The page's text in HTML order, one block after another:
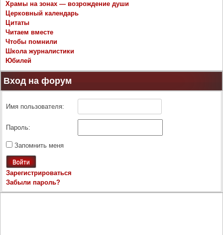
Храмы на зонах — возрождение души
Церковный календарь
Цитаты
Читаем вместе
Чтобы помнили
Школа журналистики
Юбилей
Вход на форум
Имя пользователя:
Пароль:
Запомнить меня
Войти
Зарегистрироваться
Забыли пароль?